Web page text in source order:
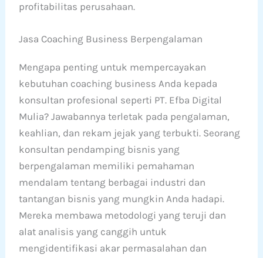
profitabilitas perusahaan.
Jasa Coaching Business Berpengalaman
Mengapa penting untuk mempercayakan
kebutuhan coaching business Anda kepada
konsultan profesional seperti PT. Efba Digital
Mulia? Jawabannya terletak pada pengalaman,
keahlian, dan rekam jejak yang terbukti. Seorang
konsultan pendamping bisnis yang
berpengalaman memiliki pemahaman
mendalam tentang berbagai industri dan
tantangan bisnis yang mungkin Anda hadapi.
Mereka membawa metodologi yang teruji dan
alat analisis yang canggih untuk
mengidentifikasi akar permasalahan dan